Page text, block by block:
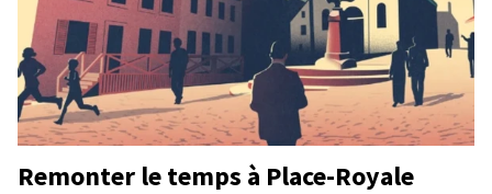
Remonter le temps à Place-Royale